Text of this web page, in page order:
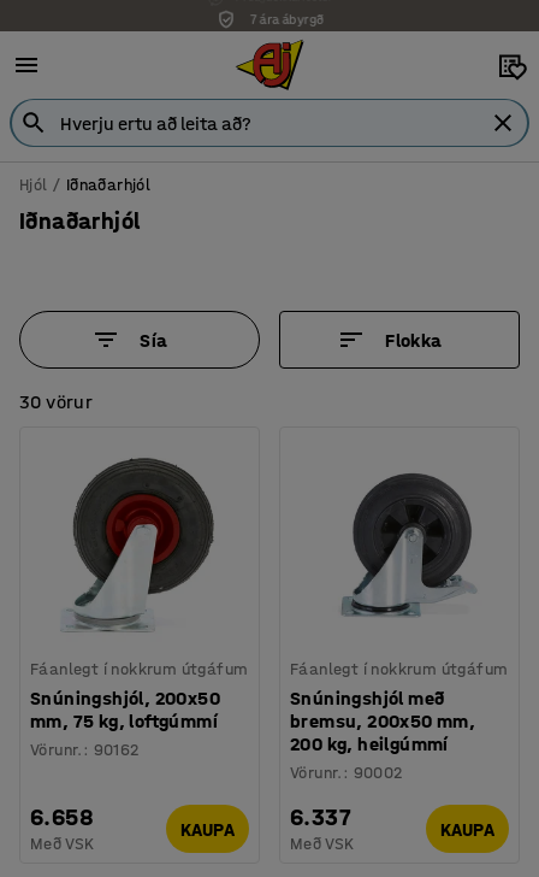
7 ára ábyrgð
Hjól Iðnaðarhjól
Iðnaðarhjól
Sía Flokka
30 vörur
Fáanlegt í nokkrum útgáfum
Snúningshjól, 200x50
mm, 75 kg, loftgúmmí
Vörunr. : 90162
6.658
Með VSK
KAUPA
Fáanlegt í nokkrum útgáfum
Snúningshjól með
bremsu, 200x50 mm,
200 kg, heilgúmmí
Vörunr. : 90002
6.337
Með VSK
KAUPA